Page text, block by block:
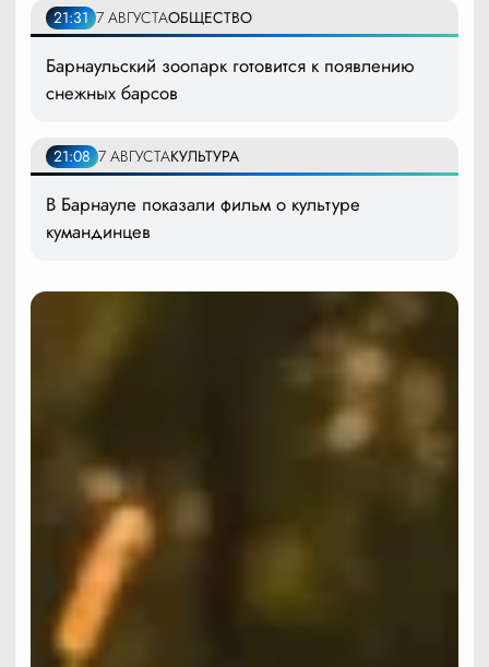
21:31 7 АВГУСТАОБЩЕСТВО
Барнаульский зоопарк готовится к появлению
снежных барсов
21:08 7 АВГУСТАКУЛЬТУРА
В Барнауле показали фильм о культуре
кумандинцев